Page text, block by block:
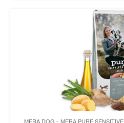
MERA DOG MERA PURE SENSITIVE